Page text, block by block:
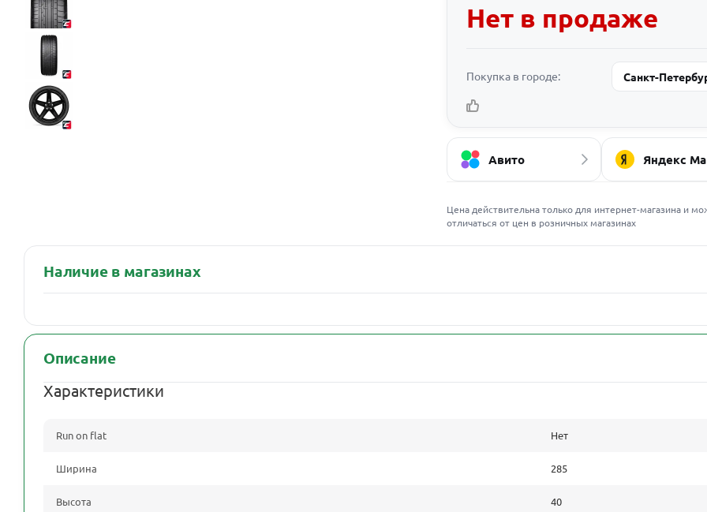
Нет в продаже
Покупка в городе: Санкт-
Авито Яндекс
Цена действительна только для интернет-магазина и
отличаться от цен в розничных магазинах
Наличие в магазинах
Описание
Характеристики
Run on flat Нет
Ширина 285
Высота 40